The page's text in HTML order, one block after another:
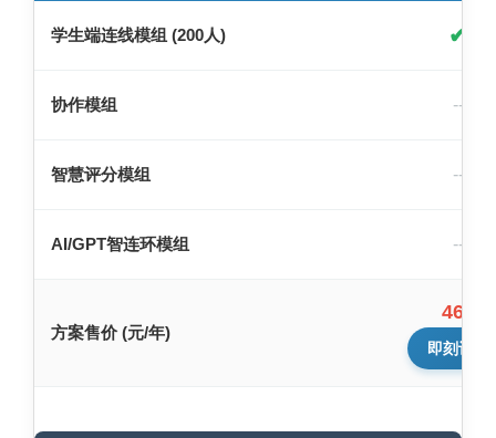
学生端连线模组 (200人) ✔
协作模组 --
智慧评分模组 --
AI/GPT智连环模组 --
方案售价 (元/年)
460
即刻订阅